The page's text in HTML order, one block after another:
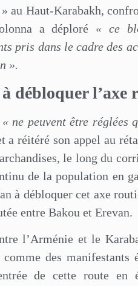
Haut-Karabakh,
a déploré « ce
pris dans le cadre des
».
débloquer l’axe
« ne peuvent être réglées
a réitéré son appel au
le long du
de la population en
à débloquer cet axe
entre Bakou et Erevan.
l’Arménie et le
des manifestants
de cette route en